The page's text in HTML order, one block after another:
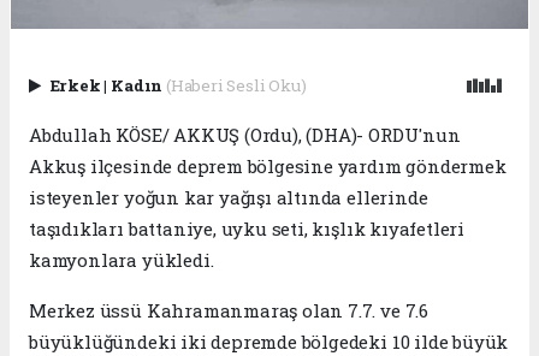
Erkek| Kadın (Haberi Sesli Oku)
Abdullah KÖSE/ AKKUŞ (Ordu), (DHA)- ORDU'nun
Akkuş ilçesinde deprem bölgesine yardım göndermek
isteyenler yoğun kar yağışı altında ellerinde
taşıdıkları battaniye, uyku seti, kışlık kıyafetleri
kamyonlara yükledi.
Merkez üssü Kahramanmaraş olan 7.7. ve 7.6
büyüklüğündeki iki depremde bölgedeki 10 ilde büyük